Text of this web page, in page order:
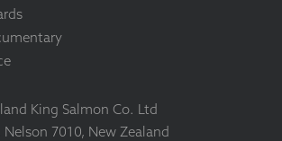
King Salmon Co. Ltd
Nelson 7010, New Zealand